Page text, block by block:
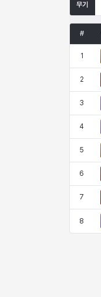
무기
#
1
2
3
4
5
6
7
8